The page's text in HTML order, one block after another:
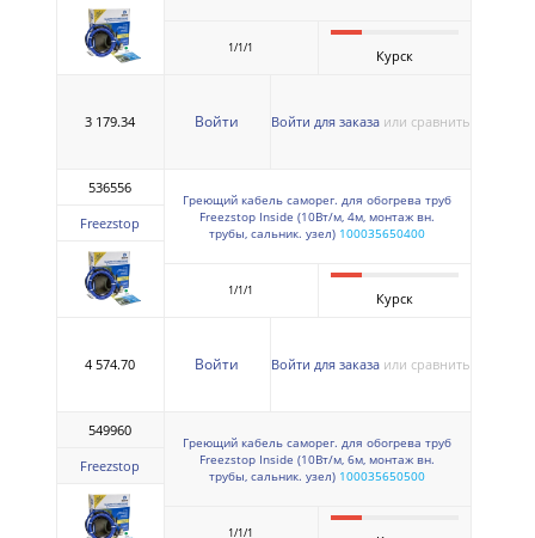
1/1/1 Курск
3 179.34 Войти Войти для заказа или сравнить
536556
Freezstop
Греющий кабель саморег. для обогрева труб
Freezstop Inside (10Вт/м, 4м, монтаж вн.
трубы, сальник. узел) 100035650400
1/1/1 Курск
4 574.70 Войти Войти для заказа или сравнить
549960
Freezstop
Греющий кабель саморег. для обогрева труб
Freezstop Inside (10Вт/м, 6м, монтаж вн.
трубы, сальник. узел) 100035650500
1/1/1